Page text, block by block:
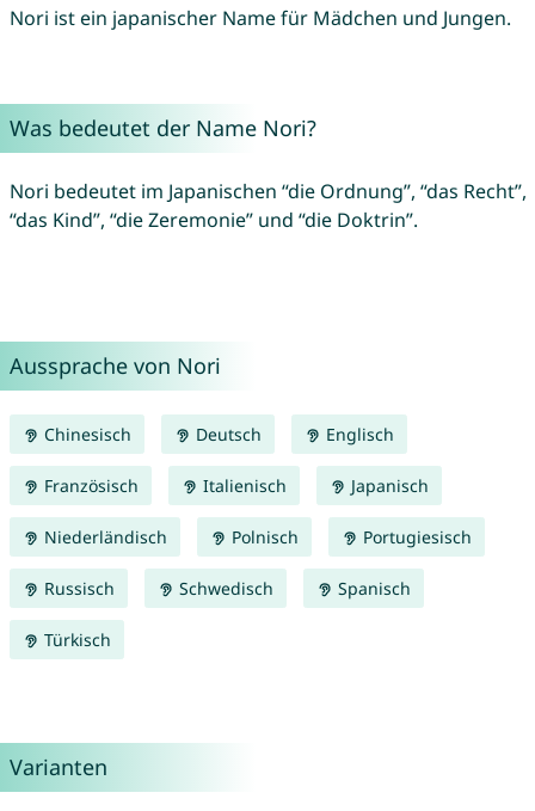
Nori ist ein japanischer Name für Mädchen und Jungen.
Was bedeutet der Name Nori?
Nori bedeutet im Japanischen “die Ordnung”, “das Recht”,
“das Kind”, “die Zeremonie” und “die Doktrin”.
Aussprache von Nori
Chinesisch Deutsch Englisch
Französisch Italienisch Japanisch
Niederländisch Polnisch Portugiesisch
Russisch Schwedisch Spanisch
Türkisch
Varianten